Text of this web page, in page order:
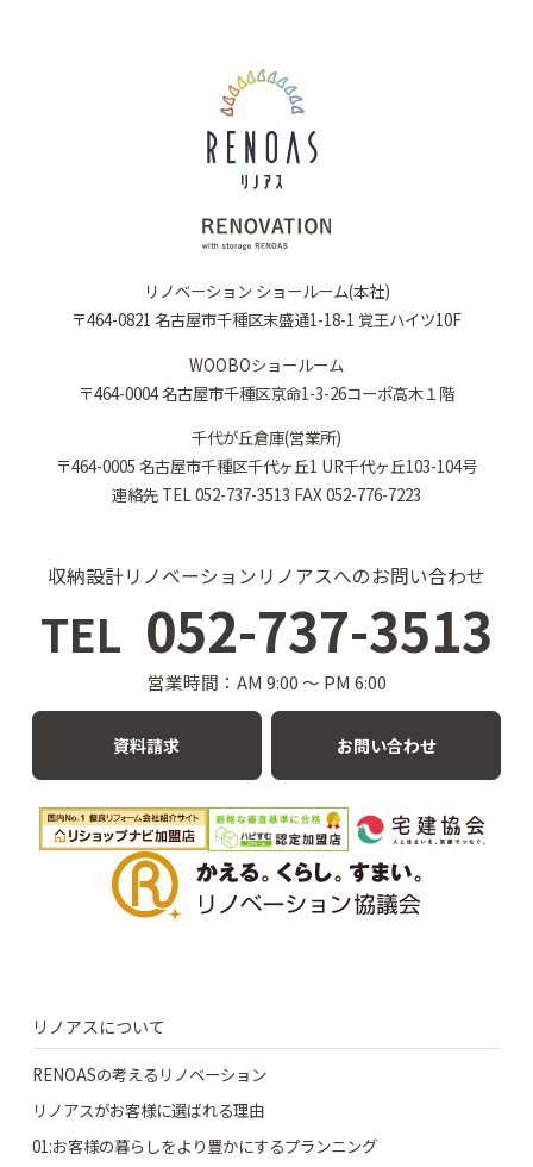
リノベーション ショールーム(本社)
〒464-0821 名古屋市千種区末盛通1-18-1 覚王ハイツ10F
WOOBOショールーム
〒464-0004 名古屋市千種区京命1-3-26コーポ高木１階
千代が丘倉庫(営業所)
〒464-0005 名古屋市千種区千代ヶ丘1 UR千代ヶ丘103-104号
連絡先 TEL 052-737-3513 FAX 052-776-7223
収納設計リノベーションリノアスへのお問い合わせ
TEL 052-737-3513
営業時間：AM 9:00 〜 PM 6:00
資料請求 お問い合わせ
リノアスについて
RENOASの考えるリノベーション
リノアスがお客様に選ばれる理由
01:お客様の暮らしをより豊かにするプランニング